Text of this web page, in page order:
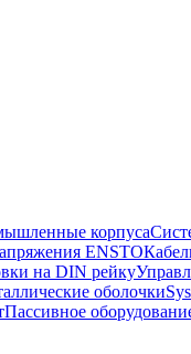
корпуса
ENSTO
на DIN рейку
оболочки
Пассивное